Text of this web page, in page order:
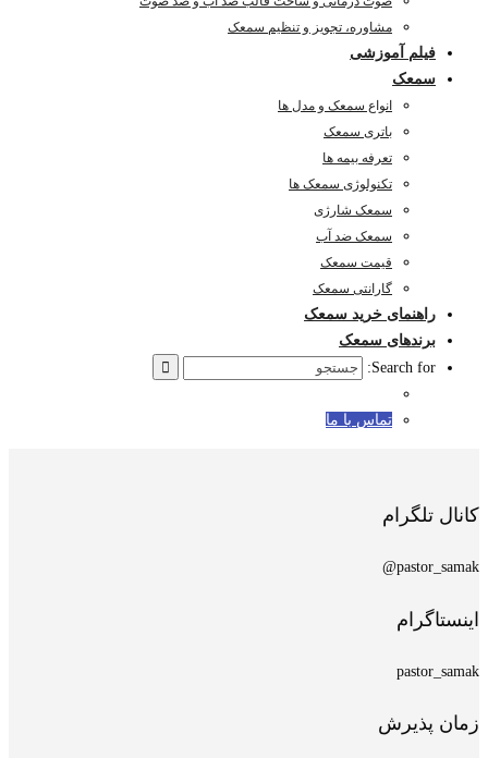
مشاوره، تجویز و تنظیم سمعک
فیلم آموزشی
سمعک
انواع سمعک و مدل ها
باتری سمعک
تعرفه بیمه ها
تکنولوژی سمعک ها
سمعک شارژی
سمعک ضد آب
قیمت سمعک
گارانتی سمعک
راهنمای خرید سمعک
برندهای سمعک
Search for:
تماس با ما
کانال تلگرام
pastor_samak@
اینستاگرام
pastor_samak
زمان پذیرش